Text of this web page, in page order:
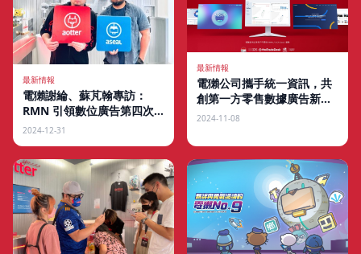
最新情報
電獺謝綸、蘇芃翰專訪：
RMN 引領數位廣告第四次
結構性革命
2024-12-31
最新情報
電獺公司攜手統一資訊，共
創第一方零售數據廣告新紀
元
2024-11-08